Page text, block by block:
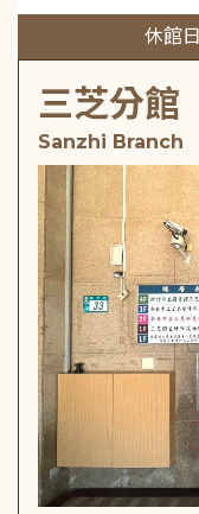
休館
三芝分館
Sanzhi Branch